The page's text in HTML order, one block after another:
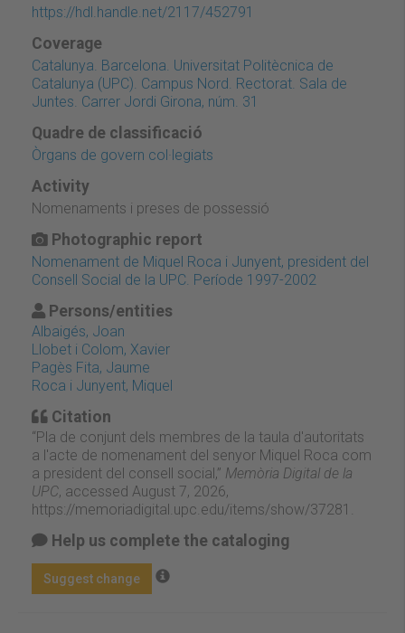
https://hdl.handle.net/2117/452791
Coverage
Catalunya. Barcelona. Universitat Politècnica de
Catalunya (UPC). Campus Nord. Rectorat. Sala de
Juntes. Carrer Jordi Girona, núm. 31
Quadre de classificació
Òrgans de govern col·legiats
Activity
Nomenaments i preses de possessió
Photographic report
Nomenament de Miquel Roca i Junyent, president del
Consell Social de la UPC. Període 1997-2002
Persons/entities
Albaigés, Joan
Llobet i Colom, Xavier
Pagès Fita, Jaume
Roca i Junyent, Miquel
Citation
“Pla de conjunt dels membres de la taula d'autoritats
a l'acte de nomenament del senyor Miquel Roca com
a president del consell social,” Memòria Digital de la
UPC, accessed August 7, 2026,
https://memoriadigital.upc.edu/items/show/37281
Help us complete the cataloging
Suggest change